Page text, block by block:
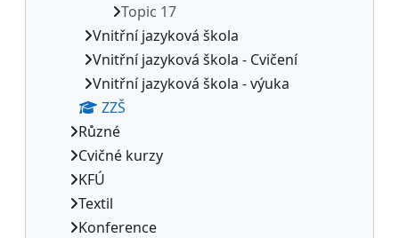
Topic 17
Vnitřní jazyková škola
Vnitřní jazyková škola - Cvičení
Vnitřní jazyková škola - výuka
ZZŠ
Různé
Cvičné kurzy
KFÚ
Textil
Konference